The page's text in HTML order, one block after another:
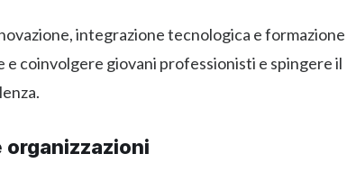
integrazione tecnologica e formazione
coinvolgere giovani professionisti e spingere il